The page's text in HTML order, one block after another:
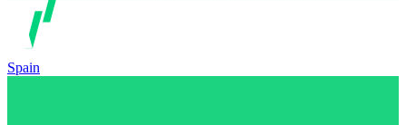
Spain